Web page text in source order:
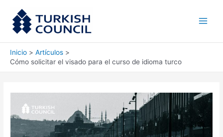
contenido
Inicio
Artículos
Cómo solicitar el visado para el curso de idioma turco